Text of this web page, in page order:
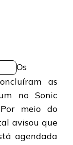
Os
as
no Sonic
meio do
avisou que
agendada